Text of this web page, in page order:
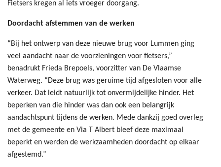
Fietsers kregen al iets vroeger doorgang.
Doordacht afstemmen van de werken
“Bij het ontwerp van deze nieuwe brug voor Lummen ging
veel aandacht naar de voorzieningen voor fietsers,”
benadrukt Frieda Brepoels, voorzitter van De Vlaamse
Waterweg. “Deze brug was geruime tijd afgesloten voor alle
verkeer. Dat leidt natuurlijk tot onvermijdelijke hinder. Het
beperken van die hinder was dan ook een belangrijk
aandachtspunt tijdens de werken. Mede dankzij goed overleg
met de gemeente en Via T Albert bleef deze maximaal
beperkt en werden de werkzaamheden doordacht op elkaar
afgestemd.”